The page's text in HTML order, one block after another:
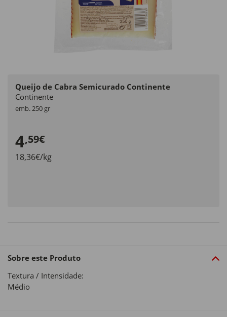
Queijo de Cabra Semicurado Continente
Continente
emb. 250 gr
4,59€
18,36€/kg
Sobre este Produto
Textura / Intensidade:
Médio